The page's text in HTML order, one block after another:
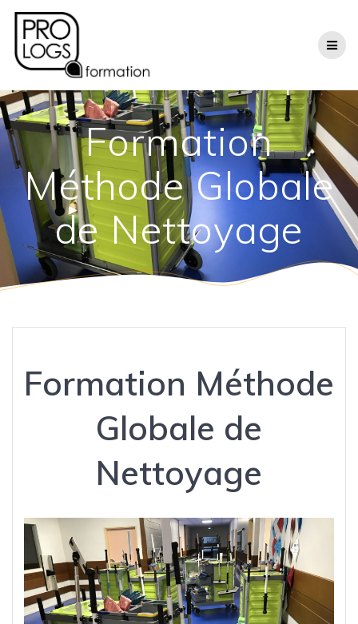
Formation
Méthode Globale
de Nettoyage
Formation Méthode
Globale de
Nettoyage